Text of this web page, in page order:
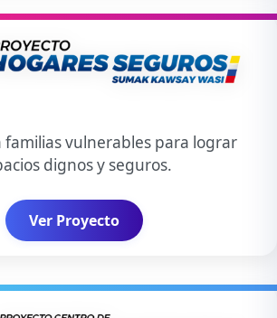
familias vulnerables para lograr
dignos y seguros.
Ver Proyecto